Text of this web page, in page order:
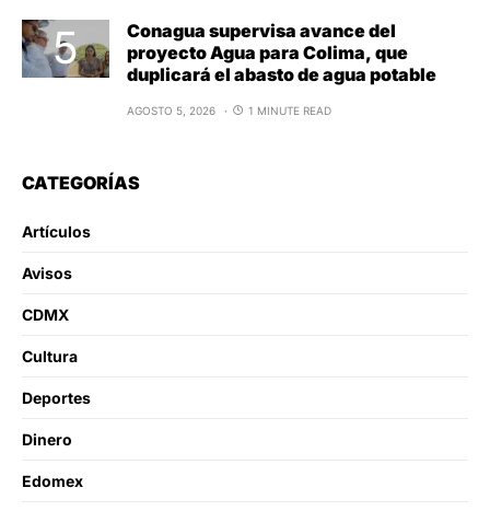
Conagua supervisa avance del
proyecto Agua para Colima, que
duplicará el abasto de agua potable
AGOSTO 5, 2026 1 MINUTE READ
CATEGORÍAS
Artículos
Avisos
CDMX
Cultura
Deportes
Dinero
Edomex